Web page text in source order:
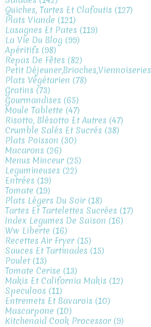
Quiches, Tartes Et Clafoutis (127)
Plats Viande (121)
Lasagnes Et Pates (119)
La Vie Du Blog (99)
Apéritifs (98)
Repas De Fêtes (82)
Petit Déjeuner,brioches,viennoiseries
Plats Végétarien (78)
Gratins (73)
Gourmandises (65)
Moule Tablette (47)
Risotto, Blésotto Et Autres (47)
Crumble Salés Et Sucrés (38)
Plats Poisson (30)
Macarons (26)
Menus Minceur (25)
Legumineuses (22)
Entrées (19)
Tomate (19)
Plats Légers Du Soir (18)
Tartes Et Tartelettes Sucrées (17)
Index Legumes De Saison (16)
Ww Liberte (16)
Recettes Air Fryer (15)
Sauces Et Tartinades (15)
Poulet(13)
Tomate Cerise (13)
Makis Et California Makis (12)
Speculoos (11)
Entremets Et Bavarois (10)
Mascarpone (10)
Kitchenaid Cook Processor (9)